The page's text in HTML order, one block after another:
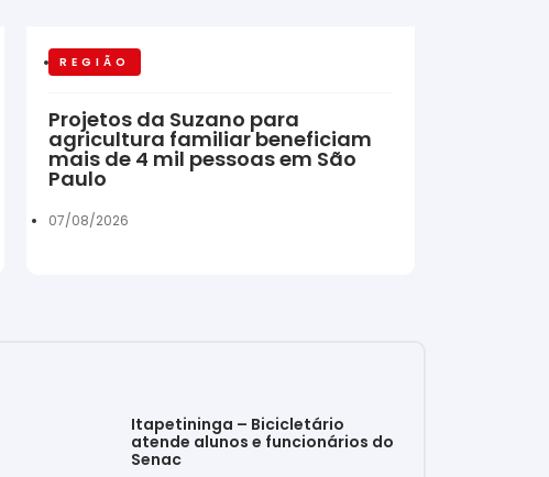
REGIÃO
Projetos da Suzano para
agricultura familiar beneficiam
mais de 4 mil pessoas em São
Paulo
07/08/2026
Itapetininga – Bicicletário
atende alunos e funcionários do
Senac